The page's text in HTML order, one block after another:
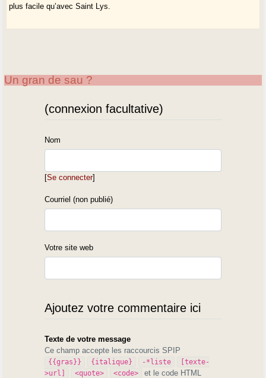
plus facile qu’avec Saint Lys.
Un gran de sau ?
(connexion facultative)
Nom
[Se connecter]
Courriel (non publié)
Votre site web
Ajoutez votre commentaire ici
Texte de votre message
Ce champ accepte les raccourcis SPIP
{{gras}} {italique} -*liste
[texte-
>url]
<quote> <code> et le code HTML